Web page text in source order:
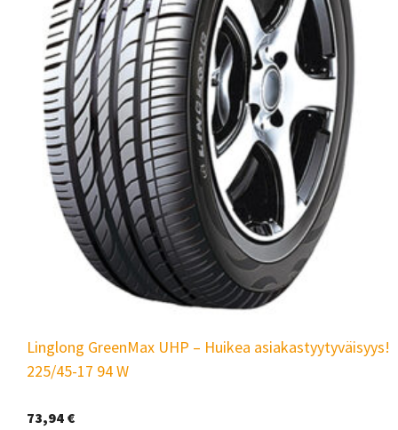
Linglong GreenMax UHP – Huikea asiakastyytyväisyys!
225/45-17 94 W
73,94 €